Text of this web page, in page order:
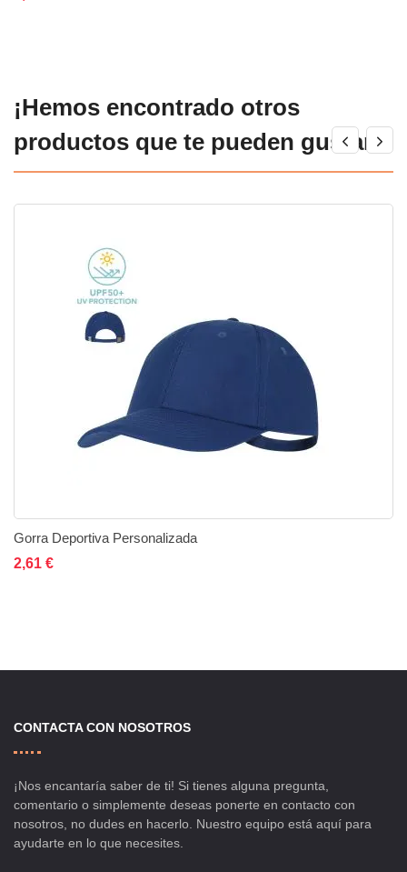
¡Hemos encontrado otros
productos que te pueden gustar!
Gorra Deportiva Personalizada
2,61 €
CONTACTA CON NOSOTROS
¡Nos encantaría saber de ti! Si tienes alguna pregunta,
comentario o simplemente deseas ponerte en contacto con
nosotros, no dudes en hacerlo. Nuestro equipo está aquí para
ayudarte en lo que necesites.